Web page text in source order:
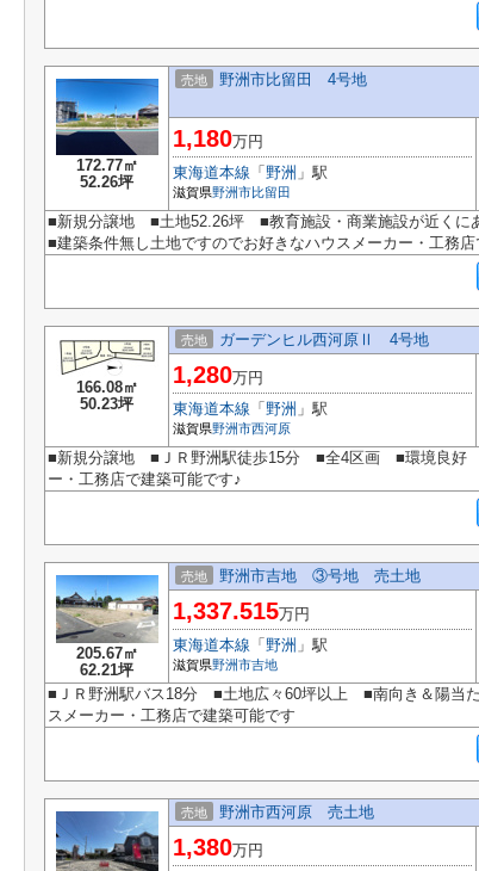
172.77㎡
52.26坪
売地 野洲市比留田 4号地
1,180万円
東海道本線 「 野洲 」駅
滋賀県野洲市比留田
■新規分譲地 ■土地52.26坪 ■教育施設・商業施設が近く
■建築条件無し土地ですのでお好きなハウスメーカー・工務
166.08㎡
50.23坪
売地 ガーデンヒル西河原Ⅱ 4号地
1,280万円
東海道本線 「 野洲 」駅
滋賀県野洲市西河原
■新規分譲地 ■ＪＲ野洲駅徒歩15分 ■全4区画 ■環境良好
ー・工務店で建築可能です♪
205.67㎡
62.21坪
売地 野洲市吉地 ③号地 売土地
1,337.515万円
東海道本線 「 野洲 」駅
滋賀県野洲市吉地
■ＪＲ野洲駅バス18分 ■土地広々60坪以上 ■南向き＆陽当
スメーカー・工務店で建築可能です
売地 野洲市西河原 売土地
1,380万円